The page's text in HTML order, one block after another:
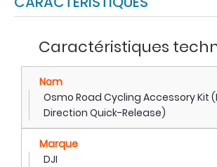
Caractéristiques
Nom
Osmo Road Cycling Accessory Kit
Direction Quick-Release)
Marque
DJI